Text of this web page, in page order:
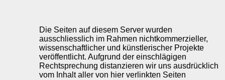
Die Seiten auf diesem Server wurden
ausschliesslich im Rahmen nichtkommerzieller,
wissenschaftlicher und künstlerischer Projekte
veröffentlicht. Aufgrund der einschlägigen
Rechtsprechung distanzieren wir uns ausdrücklich
vom Inhalt aller von hier verlinkten Seiten